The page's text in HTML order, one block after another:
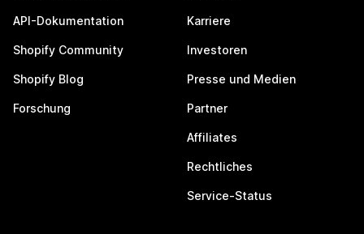
API-Dokumentation
Shopify Community
Shopify Blog
Forschung
Karriere
Investoren
Presse und Medien
Partner
Affiliates
Rechtliches
Service-Status